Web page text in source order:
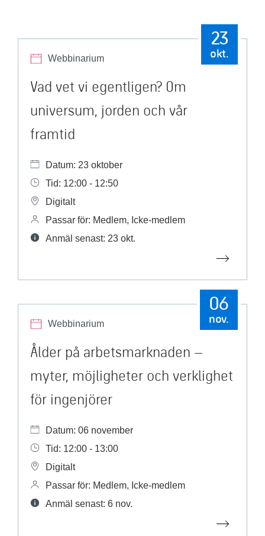
Webbinarium
23
okt.
Vad vet vi egentligen? Om
universum, jorden och vår
framtid
Datum: 23 oktober
Tid: 12:00 - 12:50
Digitalt
Passar för: Medlem, Icke-medlem
Anmäl senast: 23 okt.
Webbinarium
06
nov.
Ålder på arbetsmarknaden –
myter, möjligheter och verklighet
för ingenjörer
Datum: 06 november
Tid: 12:00 - 13:00
Digitalt
Passar för: Medlem, Icke-medlem
Anmäl senast: 6 nov.